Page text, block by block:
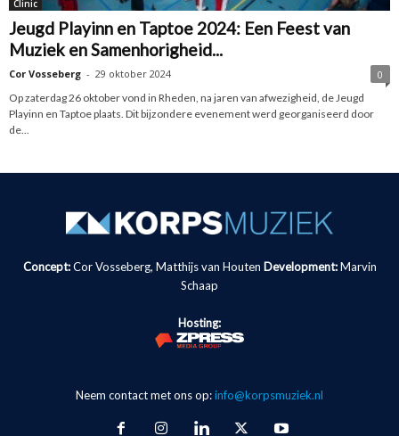
Clinic
Jeugd Playinn en Taptoe 2024: Een Feest van
Muziek en Samenhorigheid...
Cor Vosseberg - 29 oktober 2024
0
Op zaterdag 26 oktober vond in Rheden, na jaren van afwezigheid, de Jeugd
Playinn en Taptoe plaats. Dit bijzondere evenement werd georganiseerd door
de...
Concept:Cor Vosseberg, Matthijs van Houten Development: Marvin
Schaap
Hosting:
Neem contact met ons op:info@korpsmuziek.nl